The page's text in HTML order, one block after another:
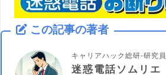
この記事の著者
キャリアハック総研-研究員
迷惑電話ソムリエ